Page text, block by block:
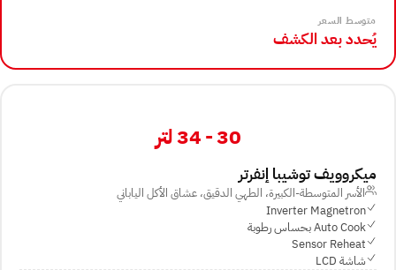
متوسط السعر
يُحدد بعد الكشف
30 - 34 لتر
ميكروويف توشيبا إنفرتر
الأسر المتوسطة-الكبيرة، الطهي الدقيق، عشاق الأكل الياباني
Inverter Magnetron
Auto Cook بحساس رطوبة
Sensor Reheat
شاشة LCD